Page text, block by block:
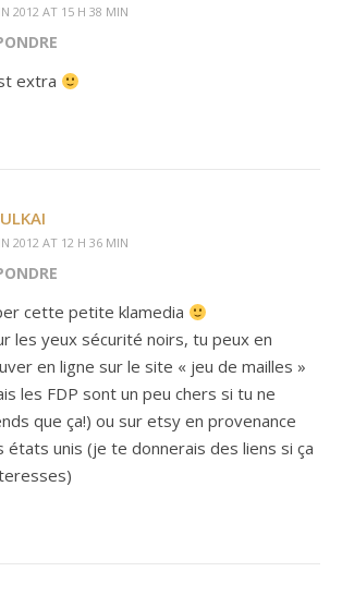
2012 AT 15 H 38 MIN
extra
2012 AT 12 H 36 MIN
cette petite klamedia
les yeux sécurité noirs, tu peux en
en ligne sur le site « jeu de mailles »
les FDP sont un peu chers si tu ne
que ça!) ou sur etsy en provenance
états unis (je te donnerais des liens si ça